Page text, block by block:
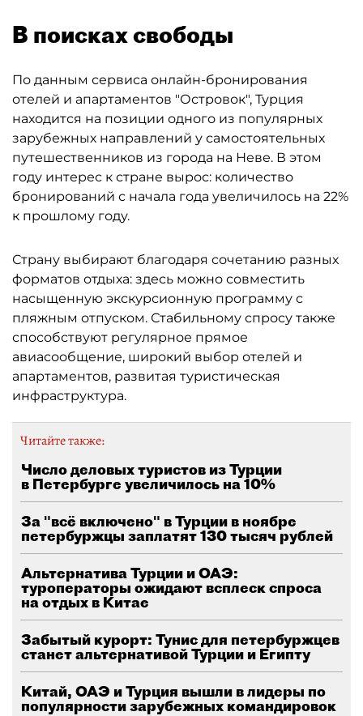
В поисках свободы
По данным сервиса онлайн-бронирования
отелей и апартаментов "Островок", Турция
находится на позиции одного из популярных
зарубежных направлений у самостоятельных
путешественников из города на Неве. В этом
году интерес к стране вырос: количество
бронирований с начала года увеличилось на 22%
к прошлому году.
Страну выбирают благодаря сочетанию разных
форматов отдыха: здесь можно совместить
насыщенную экскурсионную программу с
пляжным отпуском. Стабильному спросу также
способствуют регулярное прямое
авиасообщение, широкий выбор отелей и
апартаментов, развитая туристическая
инфраструктура.
Читайте также:
Число деловых туристов из Турции
в Петербурге увеличилось на 10%
За "всё включено" в Турции в ноябре
петербуржцы заплатят 130 тысяч рублей
Альтернатива Турции и ОАЭ:
туроператоры ожидают всплеск спроса
на отдых в Китае
Забытый курорт: Тунис для петербуржцев
станет альтернативой Турции и Египту
Китай, ОАЭ и Турция вышли в лидеры по
популярности зарубежных командировок